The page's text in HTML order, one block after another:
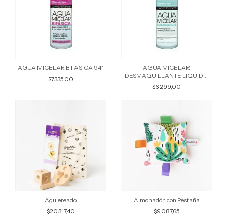
AGUA MICELAR BIFASICA 941
$7.335,00
AGUA MICELAR
DESMAQUILLANTE LIQUIDO
693
$6.299,00
Agujereado
$20.317,40
Almohadón con Pestaña
$9.087,65